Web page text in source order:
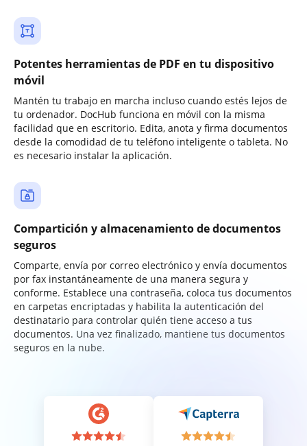
Potentes herramientas de PDF en tu dispositivo
móvil
Mantén tu trabajo en marcha incluso cuando estés lejos de
tu ordenador. DocHub funciona en móvil con la misma
facilidad que en escritorio. Edita, anota y firma documentos
desde la comodidad de tu teléfono inteligente o tableta. No
es necesario instalar la aplicación.
Compartición y almacenamiento de documentos
seguros
Comparte, envía por correo electrónico y envía documentos
por fax instantáneamente de una manera segura y
conforme. Establece una contraseña, coloca tus documentos
en carpetas encriptadas y habilita la autenticación del
destinatario para controlar quién tiene acceso a tus
documentos. Una vez finalizado, mantiene tus documentos
seguros en la nube.